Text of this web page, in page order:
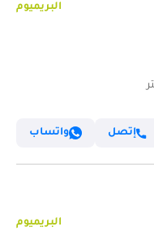
البريميوم
إتصل واتساب
البريميوم